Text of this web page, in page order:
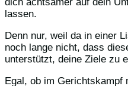
lassen.
Denn nur, weil da in einer
noch lange nicht, dass
unterstützt, deine Ziele zu
Egal, ob im Gerichtskampf